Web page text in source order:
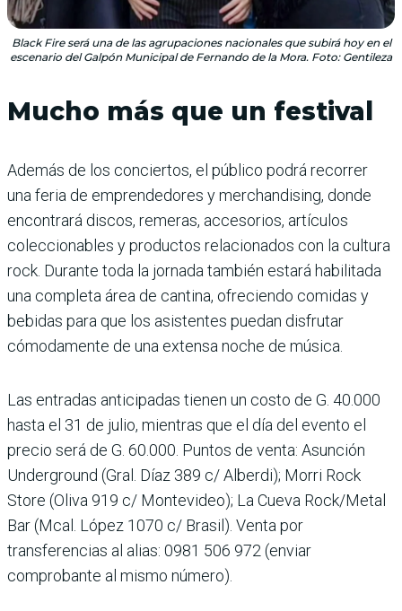
Black Fire será una de las agrupaciones nacionales que subirá hoy en el
escenario del Galpón Municipal de Fernando de la Mora. Foto: Gentileza
Mucho más que un festival
Además de los conciertos, el público podrá recorrer
una feria de emprendedores y merchandising, donde
encontrará discos, remeras, accesorios, artículos
coleccionables y productos relacionados con la cultura
rock. Durante toda la jornada también estará habilitada
una completa área de cantina, ofreciendo comidas y
bebidas para que los asistentes puedan disfrutar
cómodamente de una extensa noche de música.
Las entradas anticipadas tienen un costo de G. 40.000
hasta el 31 de julio, mientras que el día del evento el
precio será de G. 60.000. Puntos de venta: Asunción
Underground (Gral. Díaz 389 c/ Alberdi); Morri Rock
Store (Oliva 919 c/ Montevideo); La Cueva Rock/Metal
Bar (Mcal. López 1070 c/ Brasil). Venta por
transferencias al alias: 0981 506 972 (enviar
comprobante al mismo número).